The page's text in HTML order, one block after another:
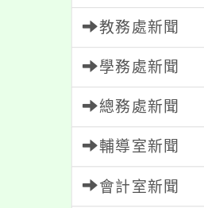
教務處新聞
學務處新聞
總務處新聞
輔導室新聞
會計室新聞